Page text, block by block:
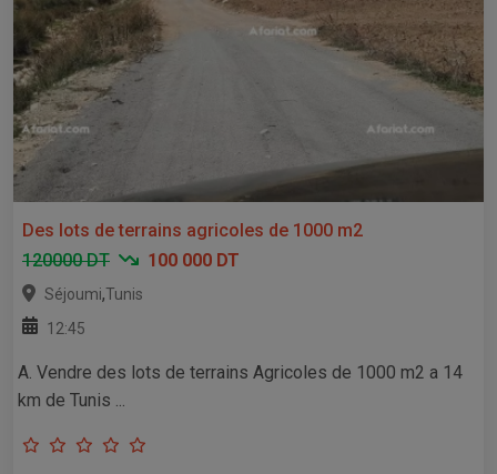
Des lots de terrains agricoles de 1000 m2
120000 DT
100 000 DT
Séjoumi,Tunis
12:45
A. Vendre des lots de terrains Agricoles de 1000 m2 a 14
km de Tunis ...